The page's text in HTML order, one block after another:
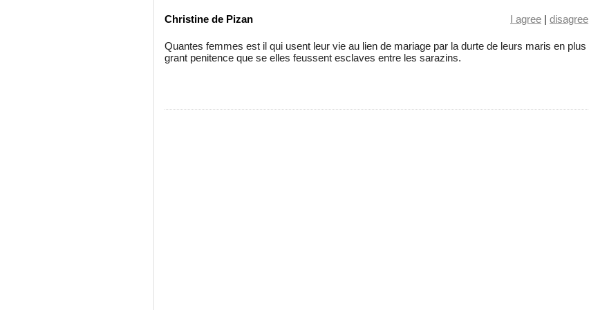
Christine de Pizan I agree | disagree
Quantes femmes est il qui usent leur vie au lien de mariage par la durte de leurs maris en plus
grant penitence que se elles feussent esclaves entre les sarazins.